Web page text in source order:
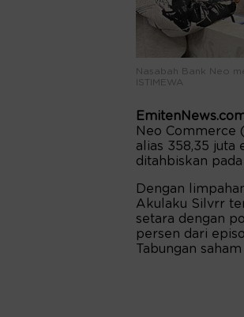
Nasabah Bank Neo
ISTIMEWA
Neo Commerce
alias 358,35 juta
ditahbiskan pada
Dengan
Akulaku Silvrr
setara dengan
persen dari
Tabungan